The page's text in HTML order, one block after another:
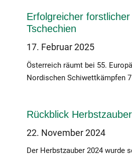
Erfolgreicher
Tschechien
17. Februar 2025
Österreich räumt bei 55.
Nordischen Schiwettkämpfen
Rückblick
22. November 2024
Der Herbstzauber 2024 wurde